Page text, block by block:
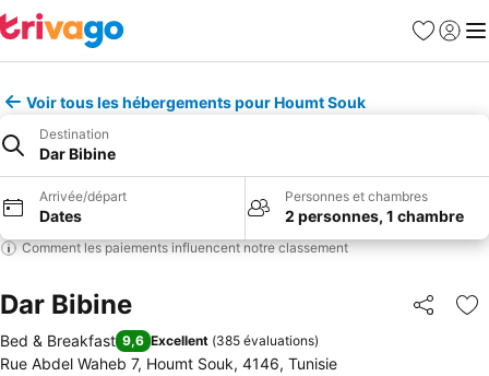
Favoris
Se
Voir tous les hébergements pour Houmt Souk
Destination
Dar Bibine
Arrivée/départ
Dates
Personnes et chambres
2 personnes, 1 chambre
Comment les paiements influencent notre classement
Dar Bibine Partager
Bed & Breakfast 9,6 Excellent (385 évaluations)
Rue Abdel Waheb 7, Houmt Souk, 4146, Tunisie